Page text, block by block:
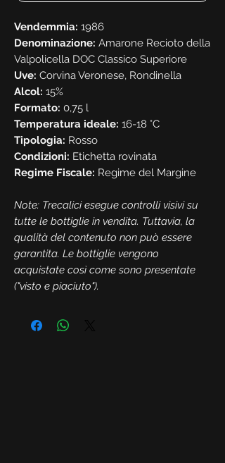
Vendemmia: 1986
Denominazione: Amarone Recioto della
Valpolicella DOC Classico Superiore
Uve: Corvina Veronese, Rondinella
Alcol: 15%
Formato: 0,75 l
Temperatura ideale: 16-18 °C
Tipologia: Rosso
Condizioni: Etichetta rovinata
Regime Fiscale: Regime del Margine
Note: Trecalici esegue controlli visivi su
tutte le bottiglie in vendita. Tuttavia, la
qualità del contenuto non può essere
garantita. Le bottiglie vengono
acquistate così come sono presentate
("visto e piaciuto").